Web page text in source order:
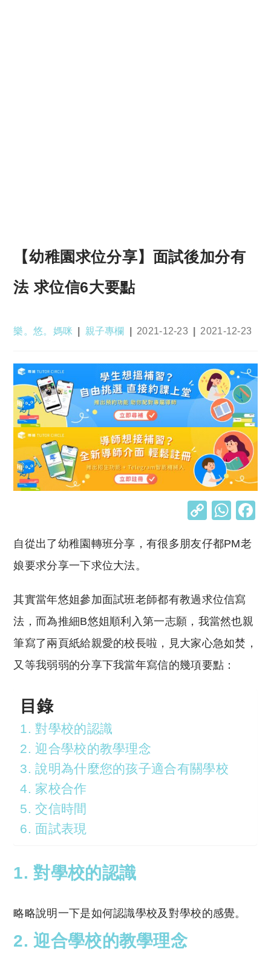
【幼稚園求位分享】面試後加分有
法 求位信6大要點
Post
樂。悠。媽咪
Post
親子專欄
Post
2021-12-23
Post
2021-12-23
C
p
Li
n
k
W
at
A
p
p
自從出了幼稚園轉班分享，有很多朋友仔都PM老
娘要求分享一下求位大法。
其實當年悠姐參加面試班老師都有教過求位信寫
法，而為推細B悠姐順利入第一志願，我當然也親
筆寫了兩頁紙給親愛的校長啦，見大家心急如焚，
又等我弱弱的分享下我當年寫信的幾項要點：
目錄
1. 對學校的認識
2. 迎合學校的教學理念
3. 說明為什麼您的孩子適合有關學校
4. 家校合作
5. 交信時間
6. 面試表現
1. 對學校的認識
略略說明一下是如何認識學校及對學校的感覺。
2. 迎合學校的教學理念